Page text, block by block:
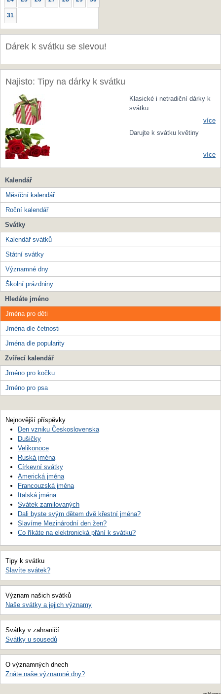
31
Dárek k svátku se slevou!
Najisto: Tipy na dárky k svátku
Klasické i netradiční dárky k
svátku
více
Darujte k svátku květiny
více
Kalendář
Měsíční kalendář
Roční kalendář
Svátky
Kalendář svátků
Státní svátky
Významné dny
Školní prázdniny
Hledáte jméno
Jména pro děti
Jména dle četnosti
Jména dle popularity
Zvířecí kalendář
Jméno pro kočku
Jméno pro psa
Nejnovější příspěvky
Den vzniku Československa
Dušičky
Velikonoce
Ruská jména
Církevní svátky
Americká jména
Francouzská jména
Italská jména
Svátek zamilovaných
Dali byste svým dětem dvě křestní jména?
Slavíme Mezinárodní den žen?
Co říkáte na elektronická přání k svátku?
Tipy k svátku
Slavíte svátek?
Význam našich svátků
Naše svátky a jejich významy
Svátky v zahraničí
Svátky u sousedů
O významných dnech
Znáte naše významné dny?